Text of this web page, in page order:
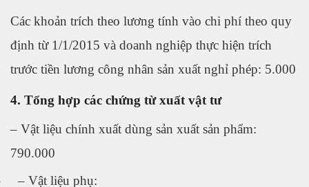
Các khoản trích theo lương tính vào chi phí theo quy
định từ 1/1/2015 và doanh nghiệp thực hiện trích
trước tiền lương công nhân sản xuất nghỉ phép: 5.000
4. Tổng hợp các chứng từ xuất vật tư
– Vật liệu chính xuất dùng sản xuất sản phẩm:
790.000
– Vật liệu phụ: